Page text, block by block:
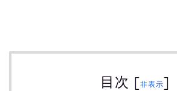
目次 [非表示]